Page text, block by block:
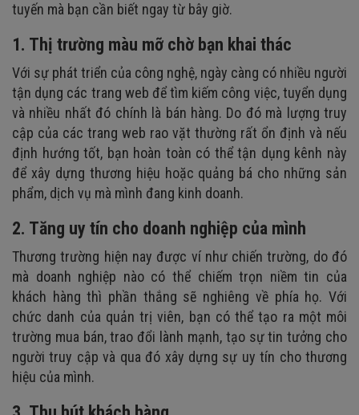
tuyến mà bạn cần biết ngay từ bây giờ.
1. Thị trường màu mỡ chờ bạn khai thác
Với sự phát triển của công nghệ, ngày càng có nhiều người
tận dụng các trang web để tìm kiếm công việc, tuyển dụng
và nhiều nhất đó chính là bán hàng. Do đó mà lượng truy
cập của các trang web rao vặt thường rất ổn định và nếu
định hướng tốt, bạn hoàn toàn có thể tận dụng kênh này
để xây dựng thương hiệu hoặc quảng bá cho những sản
phẩm, dịch vụ mà mình đang kinh doanh.
2. Tăng uy tín cho doanh nghiệp của mình
Thương trường hiện nay được ví như chiến trường, do đó
mà doanh nghiệp nào có thể chiếm trọn niềm tin của
khách hàng thì phần thắng sẽ nghiêng về phía họ. Với
chức danh của quản trị viên, bạn có thể tạo ra một môi
trường mua bán, trao đổi lành mạnh, tạo sự tin tưởng cho
người truy cập và qua đó xây dựng sự uy tín cho thương
hiệu của mình.